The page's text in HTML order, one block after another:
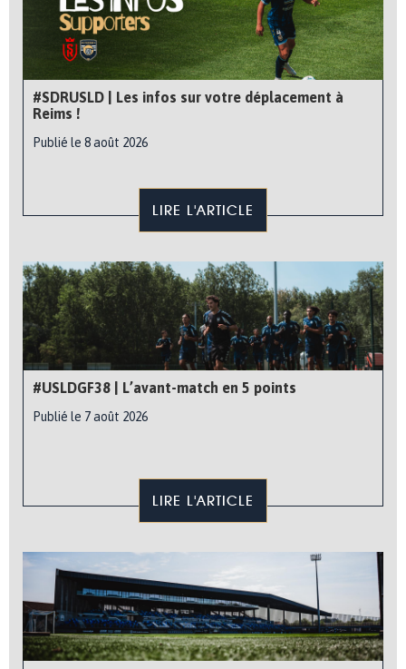
#SDRUSLD | Les infos sur votre déplacement à
Reims !
Publié le 8 août 2026
LIRE L'ARTICLE
#USLDGF38 | L’avant-match en 5 points
Publié le 7 août 2026
LIRE L'ARTICLE